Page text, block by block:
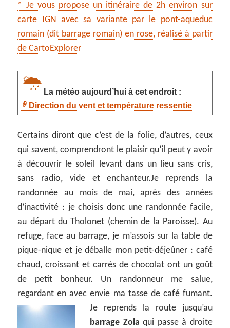
* Je vous propose un itinéraire de 2h environ sur
carte IGN avec sa variante par le pont-aqueduc
romain (dit barrage romain) en rose, réalisé à partir
de CartoExplorer
La météo aujourd’hui à cet endroit :
Direction du vent et température ressentie
Certains diront que c’est de la folie, d’autres, ceux
qui savent, comprendront le plaisir qu’il peut y avoir
à découvrir le soleil levant dans un lieu sans cris,
sans radio, vide et enchanteur.Je reprends la
randonnée au mois de mai, après des années
d’inactivité : je choisis donc une randonnée facile,
au départ du Tholonet (chemin de la Paroisse). Au
refuge, face au barrage, je m’assois sur la table de
pique-nique et je déballe mon petit-déjeûner : café
chaud, croissant et carrés de chocolat ont un goût
de petit bonheur. Un randonneur me salue,
regardant en avec envie ma tasse de café fumant.
Je reprends la route jusqu’au
barrage Zola qui passe à droite